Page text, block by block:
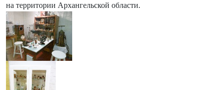
на территории Архангельской области.